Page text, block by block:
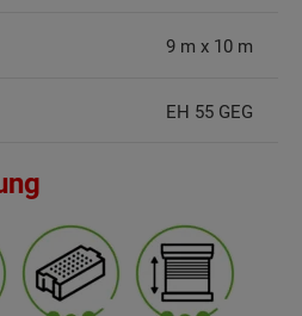
9 m x 10 m
EH 55 GEG